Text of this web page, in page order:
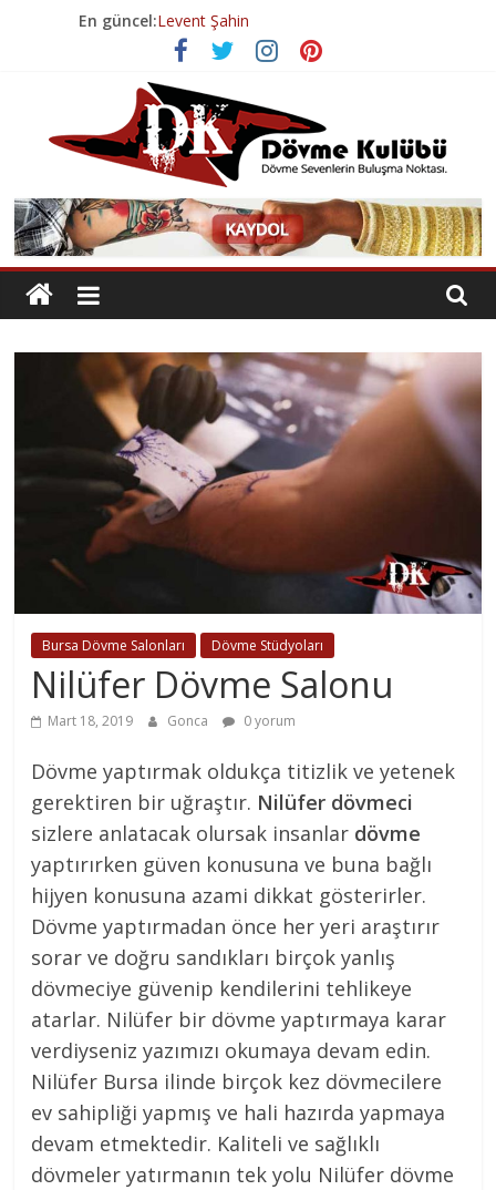
En güncel:Levent Şahin
Volkan Tura
Volkan Tura
Esenyurt Dövme Salonu
Geçmişten Günümüze Dövme Tarihi
Dövme
Kulübü
Dövme
Sevenlerin
Buluşma
Bursa Dövme Salonları Dövme Stüdyoları
Nilüfer Dövme Salonu
Mart 18, 2019 Gonca 0 yorum
Dövme yaptırmak oldukça titizlik ve yetenek
gerektiren bir uğraştır. Nilüfer dövmeci
sizlere anlatacak olursak insanlar dövme
yaptırırken güven konusuna ve buna bağlı
hijyen konusuna azami dikkat gösterirler.
Dövme yaptırmadan önce her yeri araştırır
sorar ve doğru sandıkları birçok yanlış
dövmeciye güvenip kendilerini tehlikeye
atarlar. Nilüfer bir dövme yaptırmaya karar
verdiyseniz yazımızı okumaya devam edin.
Nilüfer Bursa ilinde birçok kez dövmecilere
ev sahipliği yapmış ve hali hazırda yapmaya
devam etmektedir. Kaliteli ve sağlıklı
dövmeler yatırmanın tek yolu Nilüfer dövme